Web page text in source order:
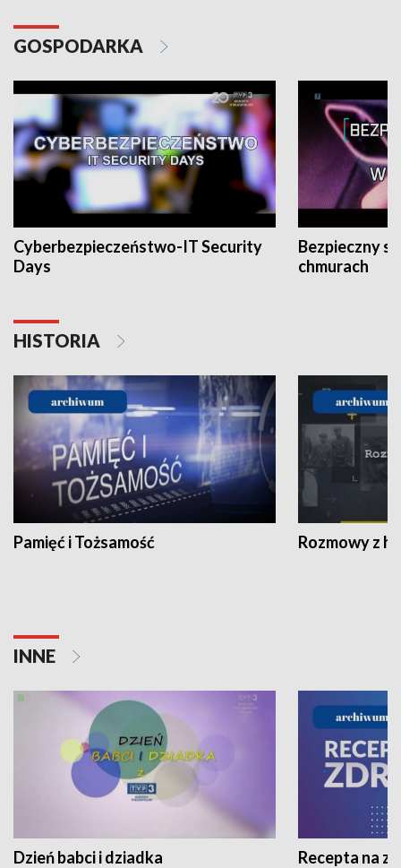
GOSPODARKA
Cyberbezpieczeństwo-IT Security
Days
Bezpieczny
chmurach
HISTORIA
Pamięć i Tożsamość Rozmowy z
INNE
Dzień babci i dziadka Recepta na